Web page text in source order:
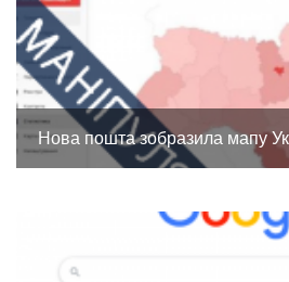
Нова пошта зобразила мапу